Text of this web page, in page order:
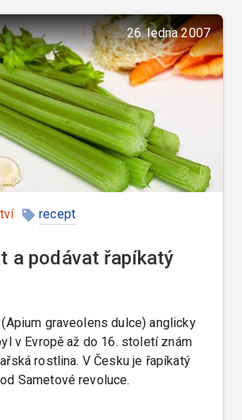
26. ledna 2007
recept
a podávat řapíkatý
graveolens dulce) anglicky
v Evropě až do 16. století znám
rostlina. V Česku je řapíkatý
Sametové revoluce.